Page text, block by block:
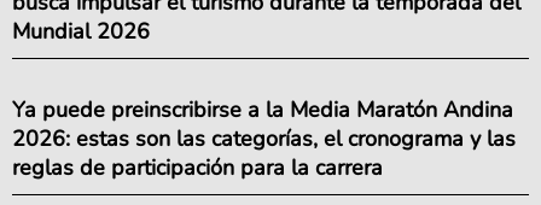
Mundial 2026
Ya puede preinscribirse a la Media Maratón Andina
2026: estas son las categorías, el cronograma y las
reglas de participación para la carrera